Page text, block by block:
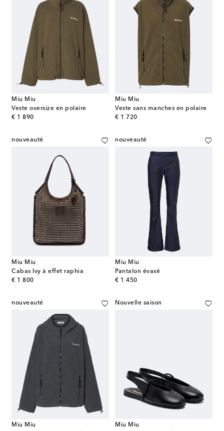
Miu Miu
Veste oversize en polaire
€ 1 890
original price
Miu Miu
Veste sans manches en polaire
€ 1 720
original price
nouveauté
Miu Miu
Cabas Ivy à effet raphia
€ 1 800
original price
nouveauté
Miu Miu
Pantalon évasé
€ 1 450
original price
nouveauté
Miu Miu
Nouvelle saison
Miu Miu